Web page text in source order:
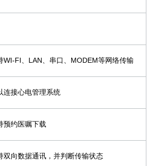
WI-FI、LAN、串口、MODEM等网络传输
连接心电管理系统
预约医嘱下载
双向数据通讯，并判断传输状态